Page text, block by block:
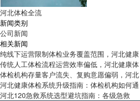
河北体检全流
新闻类别
公司新闻
相关新闻
纯线下运营限制体检业务覆盖范围，河北健康
传统人工体检流程运营效率偏低，河北健康体
体检机构存量客户流失、复购意愿偏弱，河北
河北健康体检系统升级指南：体检机构如何通
河北120急救系统选型避坑指南：各级急救